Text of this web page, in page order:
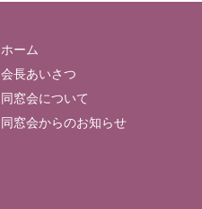
ホーム
会長あいさつ
同窓会について
同窓会からのお知らせ